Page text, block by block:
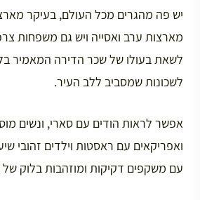
יש פה מהגרים מכל העולם, בעיקר
מארצות ערב ואסייה ויש גם משפחות
לשאת בעולו של שכר הדירה המאמיר
לשכונות שמסביב ללב העיר.
אפשר לראות הודים עם סארי, ונשים
ואפריקאים עם ראסטות וילדים זהובי
עם משקפים דקיקות ומוזהבות בלוק של